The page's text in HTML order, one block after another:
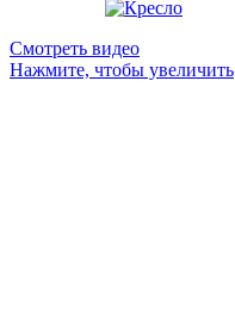
Смотреть видео
Нажмите, чтобы увеличить